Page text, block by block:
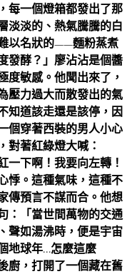
每一個燈箱都發出了那
淡淡的、熱氣騰騰的白
以名狀的——麵粉蒸煮
發酵？」廖沾沾是個醬
度敏感。他聞出來了，
壓力過大而散發出的氣
知道該走還是該停，因
個穿著西裝的男人小心
對著紅綠燈大喊：
一下啊！我要向左轉！
悸。這種氣味，這種不
傳預言不謀而合。他想
：「當世間萬物的交通
聲如湯沸時，便是宇宙
地球年…怎麼這麼
廚，打開了一個藏在舊